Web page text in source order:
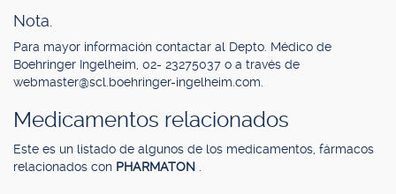
Nota.
Para mayor información contactar al Depto. Médico de
Boehringer Ingelheim, 02- 23275037 o a través de
webmaster@scl.boehringer-ingelheim.com
Medicamentos relacionados
Este es un listado de algunos de los medicamentos, fármacos
relacionados con PHARMATON